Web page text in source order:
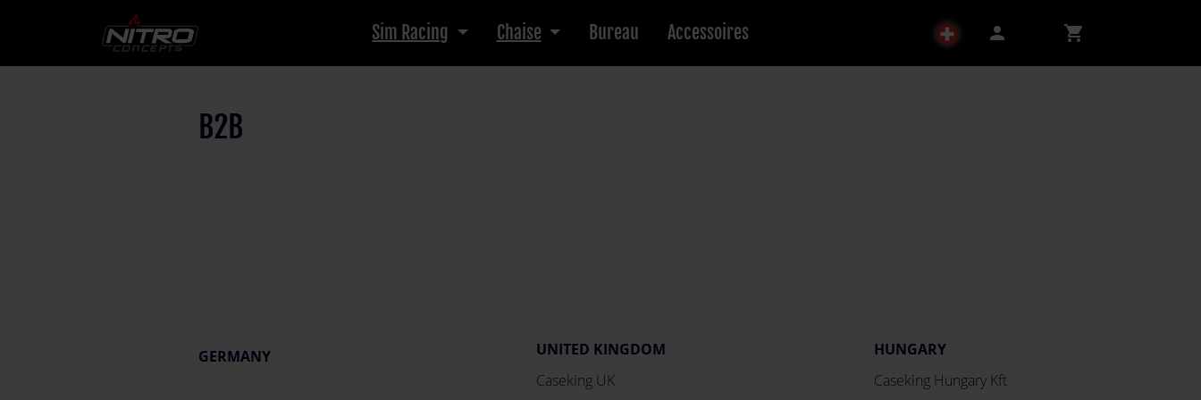
Sim Racing Chaise Bureau Accessoires person shopping_cart
B2B
GERMANY
UNITED KINGDOM
Caseking UK
HUNGARY
Caseking Hungary Kft